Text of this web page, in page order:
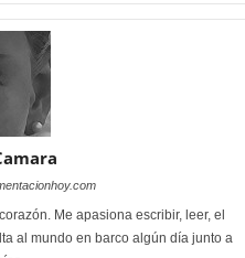
Me apasiona escribir, leer, el
al mundo en barco algún día junto a